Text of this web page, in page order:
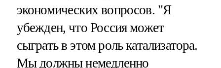
экономических вопросов. "Я
убежден, что Россия может
сыграть в этом роль катализатора.
Мы должны немедленно